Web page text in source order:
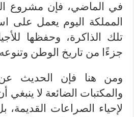
في الماضي، فإن مشروع
المملكة اليوم يعمل على
تلك الذاكرة، وحفظها
جزءًا من تاريخ الوطن
ومن هنا فإن الحديث عن
والمكتبات الضائعة لا
لإحياء الصراعات